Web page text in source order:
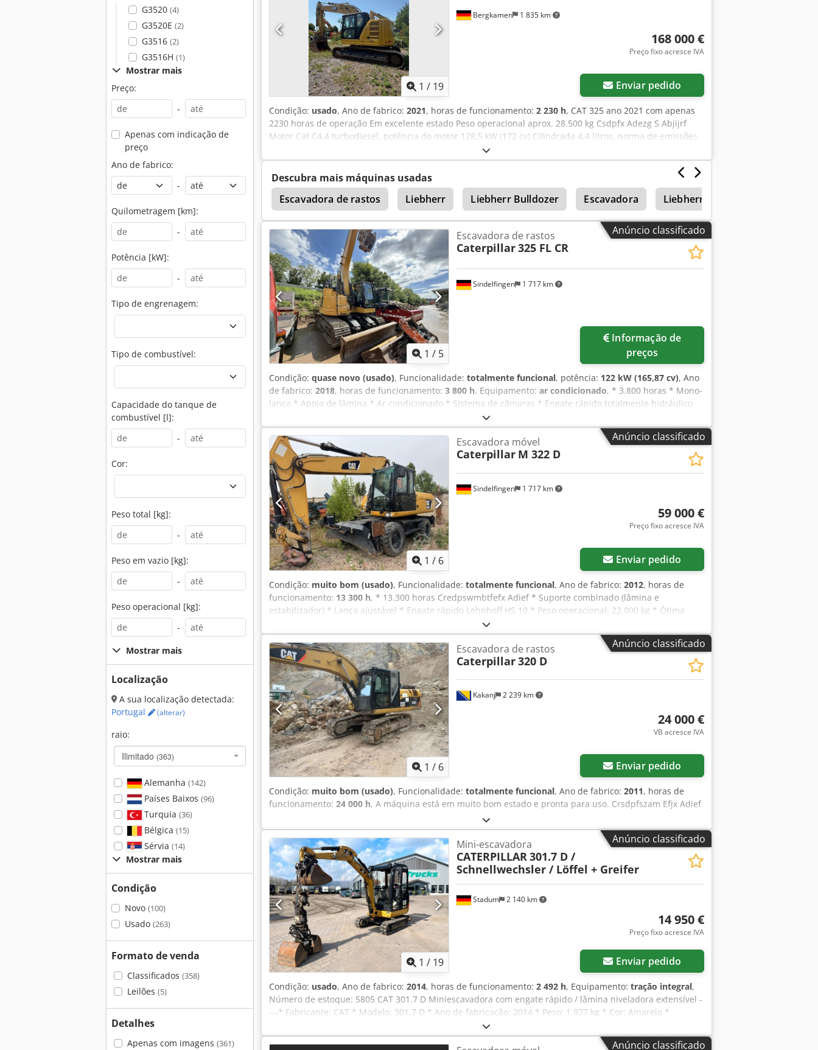
G3520 (4)
G3520E (2)
G3516 (2)
G3516H (1)
Mostrar mais
Preço:
-
Apenas com indicação de
preço
Ano de fabrico:
-
Quilometragem [km]:
-
Potência [kW]:
-
Tipo de engrenagem:
Tipo de combustível:
Capacidade do tanque de
combustível [l]:
-
Cor:
Peso total [kg]:
-
Peso em vazio [kg]:
-
Peso operacional [kg]:
-
Mostrar mais
Localização
A sua localização detectada:
Portugal
(alterar)
raio:
Ilimitado (363)
Alemanha (142)
Países Baixos (96)
Turquia (36)
Bélgica (15)
Sérvia (14)
Mostrar mais
Condição
Novo (100)
Usado (263)
Formato de venda
Classificados (358)
Leilões (5)
Detalhes
Apenas com imagens (361)
1 / 19
Bergkamen 1 835 km
168 000 €
Preço fixo acresce IVA
Enviar pedido
Condição: usado, Ano de fabrico: 2021, horas de funcionamento: 2 230 h, CAT 325 ano 2021 com apenas
2230 horas de operação Em excelente estado Peso operacional aprox. 28.500 kg Csdpfx Adezg S Abjijrf
Motor Cat C4.4 turbodiesel, potência do motor 128,5 kW (172 cv) Cilindrada 4,4 litros, norma de emissões
EU Stage V, tanque de combustível aprox. 313 litros Sistema hidráulico aprox. 230 litros Profundidade
máxima de escavação 6,70 m máx. Ar-condicionado Certificação CE
Descubra mais máquinas usadas
Escavadora de rastos
Liebherr Liebherr Bulldozer Escavadora Liebherr 941
Caterpillar 235 Caterpillar 229
Anúncio classificado
1 / 5
Sindelfingen 1 717 km
Escavadora de rastos
Caterpillar325 FL CR
preços
Condição: quase novo (usado), Funcionalidade: totalmente funcional, potência: 122 kW (165,87 cv), Ano
de fabrico: 2018, horas de funcionamento: 3 800 h, Equipamento: ar condicionado, * 3.800 horas * Mono-
lança * Apoio de lâmina * Ar condicionado * Sistema de câmaras * Engate rápido totalmente hidráulico
Oilquick OQ70/55 * Lubrificação central * Potência do motor 122 kW * Peso operacional 25.000 kg * 1 x
balde de escavação Crjdpfxozdn Sys Adiof * Estado como novo
Anúncio classificado
1 / 6
Sindelfingen 1 717 km
Escavadora móvel
Caterpillar M 322 D
59 000 €
Preço fixo acresce IVA
Enviar pedido
Condição: muito bom (usado), Funcionalidade: totalmente funcional, Ano de fabrico: 2012, horas de
funcionamento: 13 300 h, * 13.300 horas Credpswmbtfefx Adief * Suporte combinado (lâmina e
estabilizador) * Lança ajustável * Engate rápido Lehnhoff HS 10 * Peso operacional: 22.000 kg * Ótima
Anúncio classificado
1 / 6
Kakanj 2 239 km
Escavadora de rastos
Caterpillar320 D
24 000 €
VB acresce IVA
Enviar pedido
Condição: muito bom (usado), Funcionalidade: totalmente funcional, Ano de fabrico: 2011, horas de
funcionamento: 24 000 h, A máquina está em muito bom estado e pronta para uso. Crsdpfszam Efjx Adief
Anúncio classificado
1 / 19
Stadum 2 140 km
Mini-escavadora
CATERPILLAR301.7 D /
Schnellwechsler / Löffel + Greifer
14 950 €
Preço fixo acresce IVA
Enviar pedido
Condição: usado, Ano de fabrico: 2014, horas de funcionamento: 2 492 h, Equipamento: tração integral,
Número de estoque: 5805 CAT 301.7 D Miniescavadora com engate rápido / lâmina niveladora extensível -
---* Fabricante: CAT * Modelo: 301.7 D * Ano de fabricação: 2014 * Peso: 1.977 kg * Cor: Amarelo *
conexões hidráulicas adicionais para garra * chassi telescópico hidráulico * concha de valeta de 40 cm *
cabine fechada * lâmina niveladora extensível * 4 faróis de trabalho * sistema de engate rápido Csdpfey
Anúncio classificado